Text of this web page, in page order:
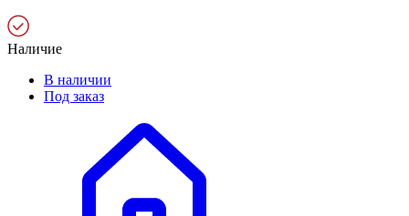
Наличие
В наличии
Под заказ